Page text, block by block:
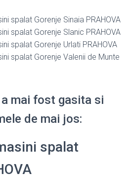
spalat Gorenje Sinaia PRAHOVA
spalat Gorenje Slanic PRAHOVA
spalat Gorenje Urlati PRAHOVA
spalat Gorenje Valenii de Munte
mai fost gasita si
de mai jos:
spalat